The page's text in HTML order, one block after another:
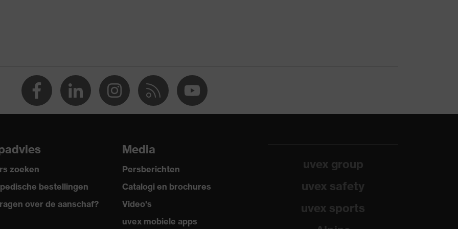
tegen snijwonden
TEX®
+ A1:2018, EN ISO 21420:2020
zoeken
bestellingen
over de aanschaf?
Media
Persberichten
Catalogi en brochures
Video's
uvex mobiele apps
uvex group
uvex safety
uvex sports